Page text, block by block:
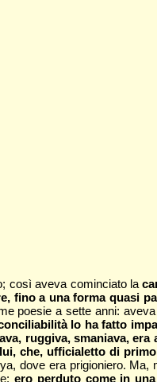
così aveva cominciato la
fino a una forma quasi
poesie a sette anni:
lo ha fatto
ruggiva, smaniava,
che, ufficialetto di
dove era prigioniero. Ma,
ero perduto come in